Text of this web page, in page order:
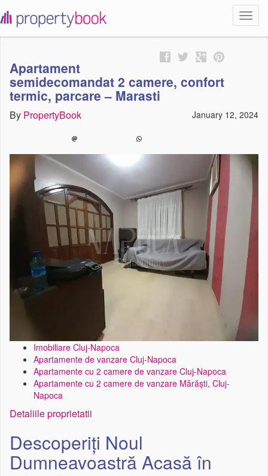
propertybook
Apartament
semidecomandat 2 camere, confort
termic, parcare – Marasti
January 12, 2024
By PropertyBook
Imobiliare Cluj-Napoca
Apartamente de vanzare Cluj-Napoca
Apartamente cu 2 camere de vanzare Cluj-Napoca
Apartamente cu 2 camere de vanzare Mărăști, Cluj-
Napoca
Detaliile proprietatii
Descoperiți Noul
Dumneavoastră Acasă în